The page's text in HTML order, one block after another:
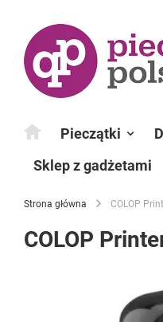
Pieczątki
Sklep z gadżetami
Strona główna COLOP
COLOP